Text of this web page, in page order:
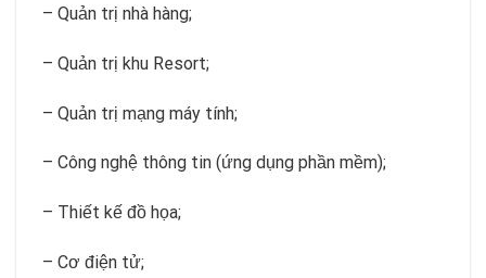
– Quản trị nhà hàng;
– Quản trị khu Resort;
– Quản trị mạng máy tính;
– Công nghệ thông tin (ứng dụng phần mềm);
– Thiết kế đồ họa;
– Cơ điện tử;